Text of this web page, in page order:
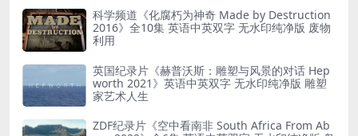
科学频道《化腐朽为神奇 Made by Destruction
2016》全10集 英语中英双字 无水印纯净版 废物
利用
英国纪录片《赫普沃斯：雕塑与风景的对话 Hep
worth 2021》英语中英双字 无水印纯净版 雕塑
家艺术人生
ZDF纪录片《空中看南非 South Africa From Ab